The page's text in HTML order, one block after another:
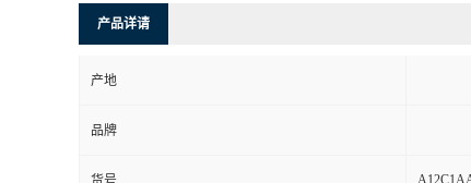
产品详请
产地
品牌